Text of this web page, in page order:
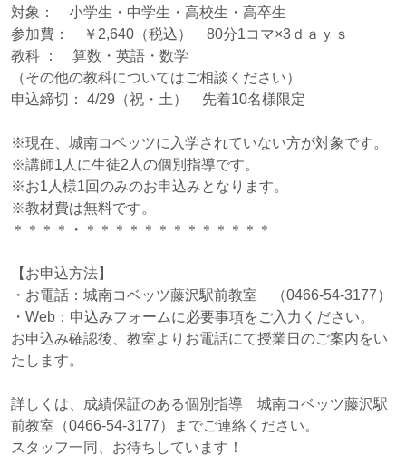
対象： 小学生・中学生・高校生・高卒生
参加費： ￥2,640（税込） 80分1コマ×3ｄａｙｓ
教科 ： 算数・英語・数学
（その他の教科についてはご相談ください）
申込締切： 4/29（祝・土） 先着10名様限定
※現在、城南コベッツに入学されていない方が対象です。
※講師1人に生徒2人の個別指導です。
※お1人様1回のみのお申込みとなります。
※教材費は無料です。
＊＊＊＊・＊＊＊＊＊＊＊＊＊＊＊＊＊
【お申込方法】
・お電話：城南コベッツ藤沢駅前教室 （0466-54-3177）
・Web：申込みフォームに必要事項をご入力ください。
お申込み確認後、教室よりお電話にて授業日のご案内をい
たします。
詳しくは、成績保証のある個別指導 城南コベッツ藤沢駅
前教室（0466-54-3177）までご連絡ください。
スタッフ一同、お待ちしています！